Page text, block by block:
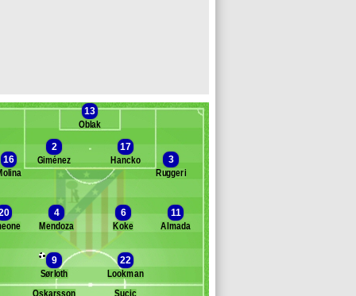
Banc des remplaçants Atl. Madrid
Baena
13
Oblak
2
Giménez
17
Hancko
16
3
Ruggeri
4
Mendoza
6
Koke
11
Almada
9
Sørloth
22
Lookman
Sucic
Óskarsson